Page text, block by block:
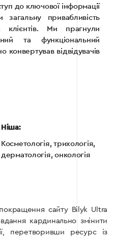
до ключової інформації
привабливість
клієнтів. Ми прагнули
та функціональний
конвертував відвідувачів
Ніша:
Косметологія, трихологія,
дерматологія, онкологія
сайту Bilyk Ultra
кардинально змінити
перетворивши ресурс із